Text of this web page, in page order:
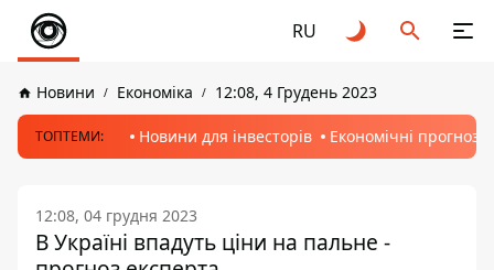
RU
Новини Економіка 12:08, 4 Грудень 2023
ТОПТЕМИ: Новини для інвесторів Економічні прогнози
12:08, 04 грудня 2023
В Україні впадуть ціни на пальне -